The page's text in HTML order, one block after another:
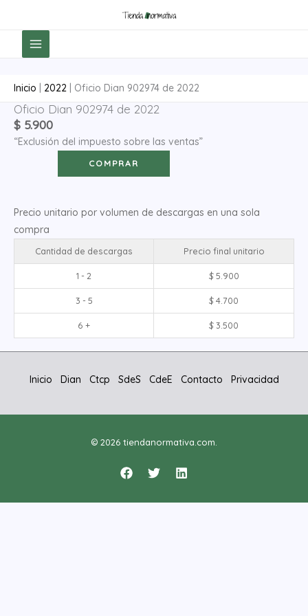
contenido
Inicio 2022 Oficio Dian 902974 de 2022
Oficio Dian 902974 de 2022
$ 5.900
“Exclusión del impuesto sobre las ventas”
Oficio
Dian
902974
COMPRAR
Precio unitario por volumen de descargas en una sola
compra
Cantidad de descargas Precio final unitario
1 - 2 $5.900
3 - 5 $4.700
6 + $3.500
Inicio Dian Ctcp SdeS CdeE Contacto Privacidad
© 2026 tiendanormativa.com.